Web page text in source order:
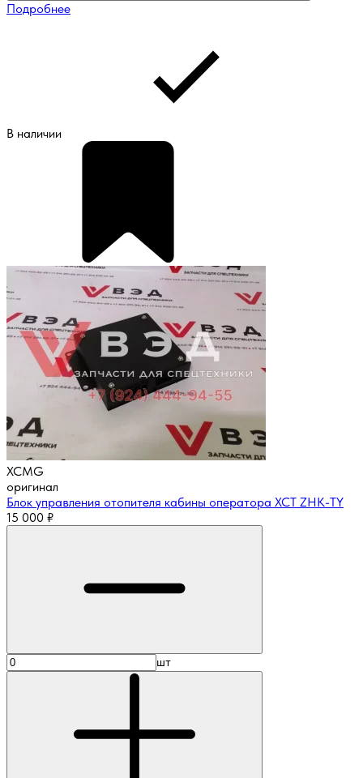
Подробнее
В наличии
XCMG
оригинал
Блок управления отопителя кабины оператора XCT ZHK-TY
15 000 ₽
шт